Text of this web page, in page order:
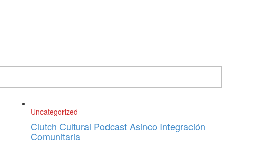
Uncategorized
Clutch Cultural Podcast Asinco Integración
Comunitaria